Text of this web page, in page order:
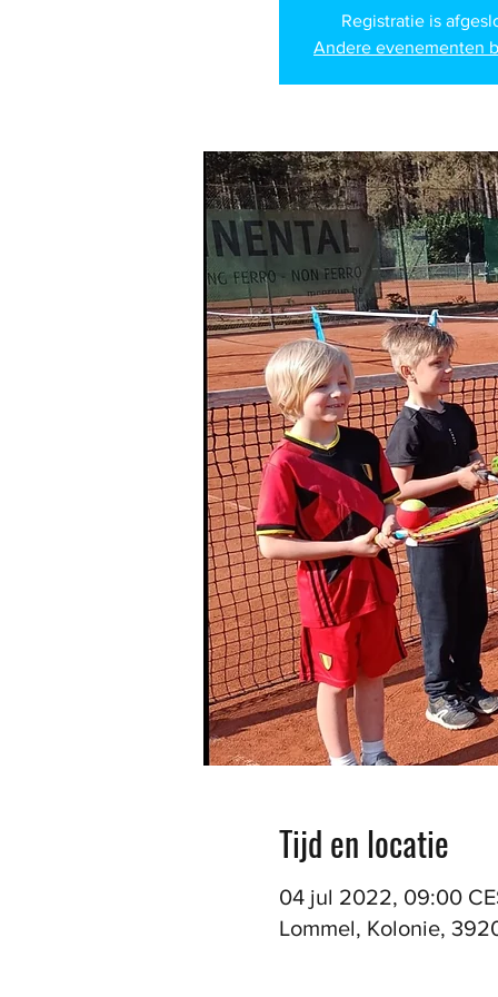
Registratie is
Andere evenementen
Tijd en locatie
04 jul 2022, 09:00
Lommel, Kolonie,